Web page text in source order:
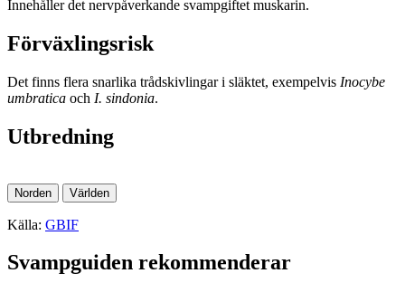
Innehåller det nervpåverkande svampgiftet muskarin.
Förväxlingsrisk
Det finns flera snarlika trådskivlingar i släktet, exempelvis Inocybe
umbratica och I. sindonia.
Utbredning
Norden Världen
Källa: GBIF
Svampguiden rekommenderar